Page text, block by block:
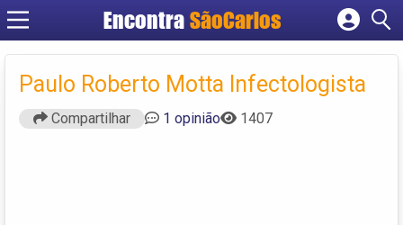
EncontraSãoCarlos
Cadastrar empresa
Fazer login
Criar conta
Paulo Roberto Motta Infectologista
Compartilhar 1 opinião 1407